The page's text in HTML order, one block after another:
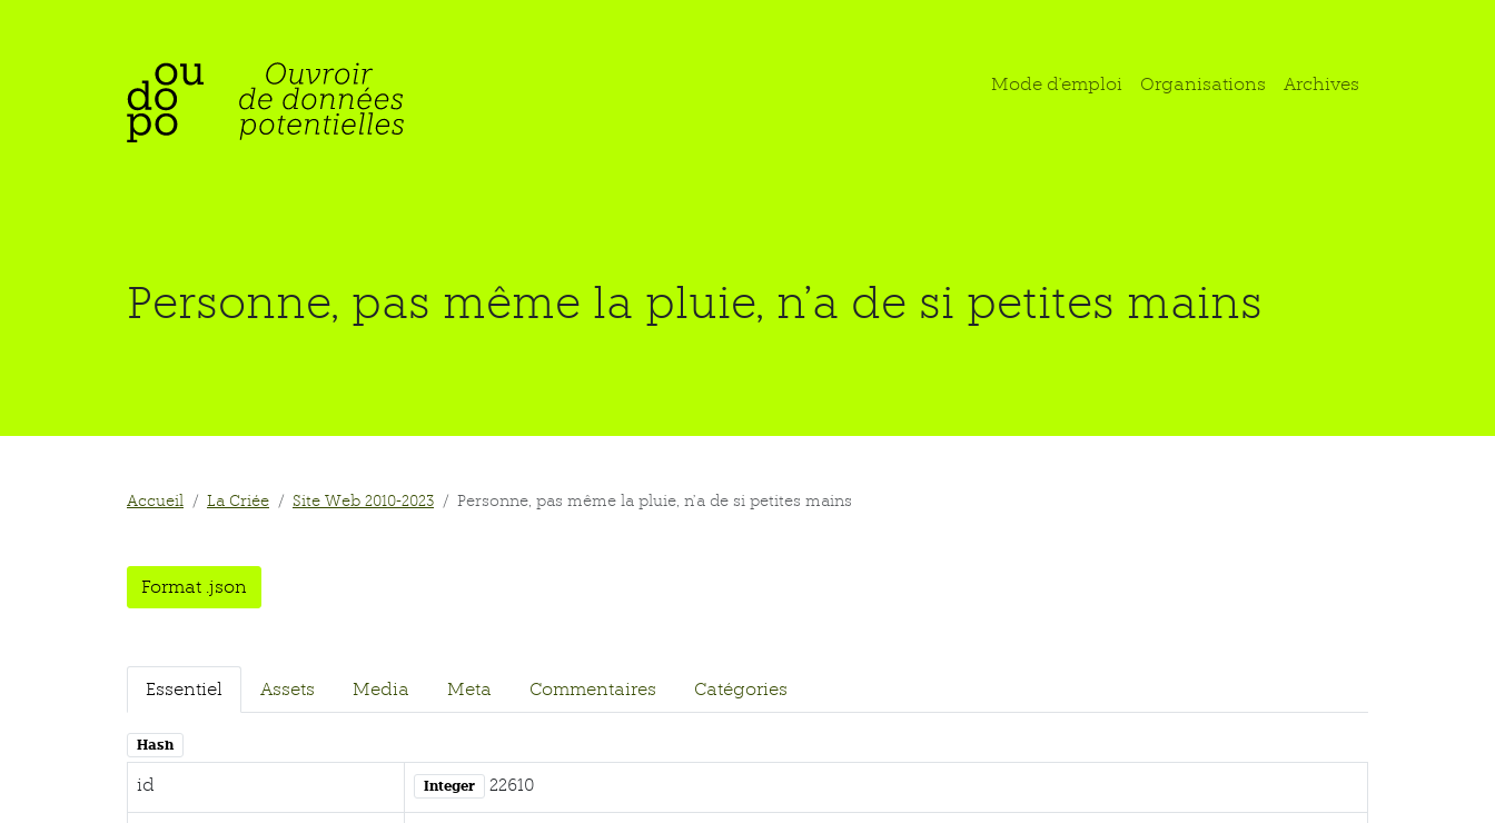
Mode d'emploi Organisations Archives
Personne, pas même la pluie, n’a de si petites mains
Accueil La Criée Site Web 2010-2023 Personne, pas même la pluie, n’a de si petites mains
Format .json
Essentiel Assets Media Meta Commentaires Catégories
Hash
id Integer 22610